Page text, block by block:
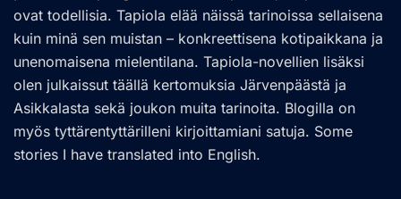
ovat todellisia. Tapiola elää näissä tarinoissa sellaisena
kuin minä sen muistan – konkreettisena kotipaikkana ja
unenomaisena mielentilana. Tapiola-novellien lisäksi
olen julkaissut täällä kertomuksia Järvenpäästä ja
Asikkalasta sekä joukon muita tarinoita. Blogilla on
myös tyttärentyttärilleni kirjoittamiani satuja. Some
stories I have translated into English.